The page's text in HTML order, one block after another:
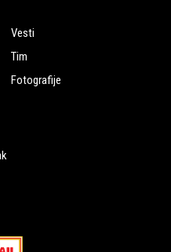
Vesti
Tim
Fotografije